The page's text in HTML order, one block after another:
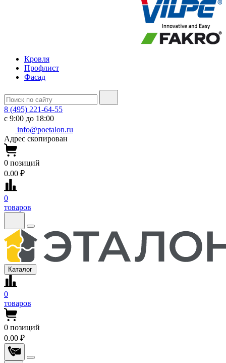
Кровля
Профлист
Фасад
8 (495) 221-64-55
с 9:00 до 18:00
info@poetalon.ru
Адрес скопирован
0 позиций
0.00 ₽
0
товаров
Каталог
0
товаров
0 позиций
0.00 ₽